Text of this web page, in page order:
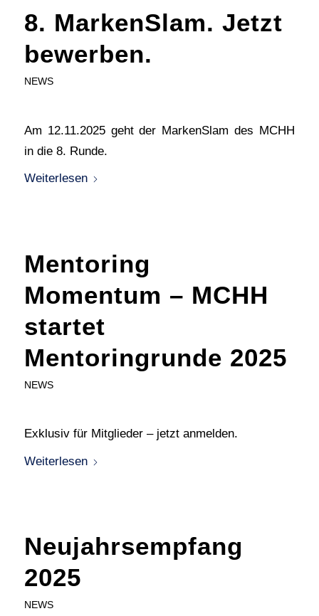
8. MarkenSlam. Jetzt
bewerben.
NEWS
Am 12.11.2025 geht der MarkenSlam des MCHH
in die 8. Runde.
Weiterlesen
Mentoring
Momentum – MCHH
startet
Mentoringrunde 2025
NEWS
Exklusiv für Mitglieder – jetzt anmelden.
Weiterlesen
Neujahrsempfang
2025
NEWS